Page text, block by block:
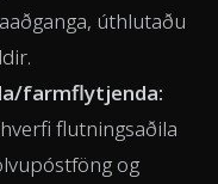
úthlutaðu
farmflytjenda:
flutningsaðila
og